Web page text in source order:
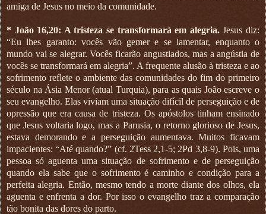
amiga de Jesus no meio da comunidade.
* João 16,20: A tristeza se transformará em alegria.Jesus diz:
“Eu lhes garanto: vocês vão gemer e se lamentar, enquanto o
mundo vai se alegrar. Vocês ficarão angustiados, mas a angústia de
vocês se transformará em alegria”. A frequente alusão à tristeza e ao
sofrimento reflete o ambiente das comunidades do fim do primeiro
século na Ásia Menor (atual Turquia), para as quais João escreve o
seu evangelho. Elas viviam uma situação difícil de perseguição e de
opressão que era causa de tristeza. Os apóstolos tinham ensinado
que Jesus voltaria logo, mas a Parusia, o retorno glorioso de Jesus,
estava demorando e a perseguição aumentava. Muitos ficavam
impacientes: “Até quando?” (cf. 2Tess 2,1-5; 2Pd 3,8-9). Pois, uma
pessoa só aguenta uma situação de sofrimento e de perseguição
quando ela sabe que o sofrimento é caminho e condição para a
perfeita alegria. Então, mesmo tendo a morte diante dos olhos, ela
aguenta e enfrenta a dor. Por isso o evangelho traz a comparação
tão bonita das dores do parto.